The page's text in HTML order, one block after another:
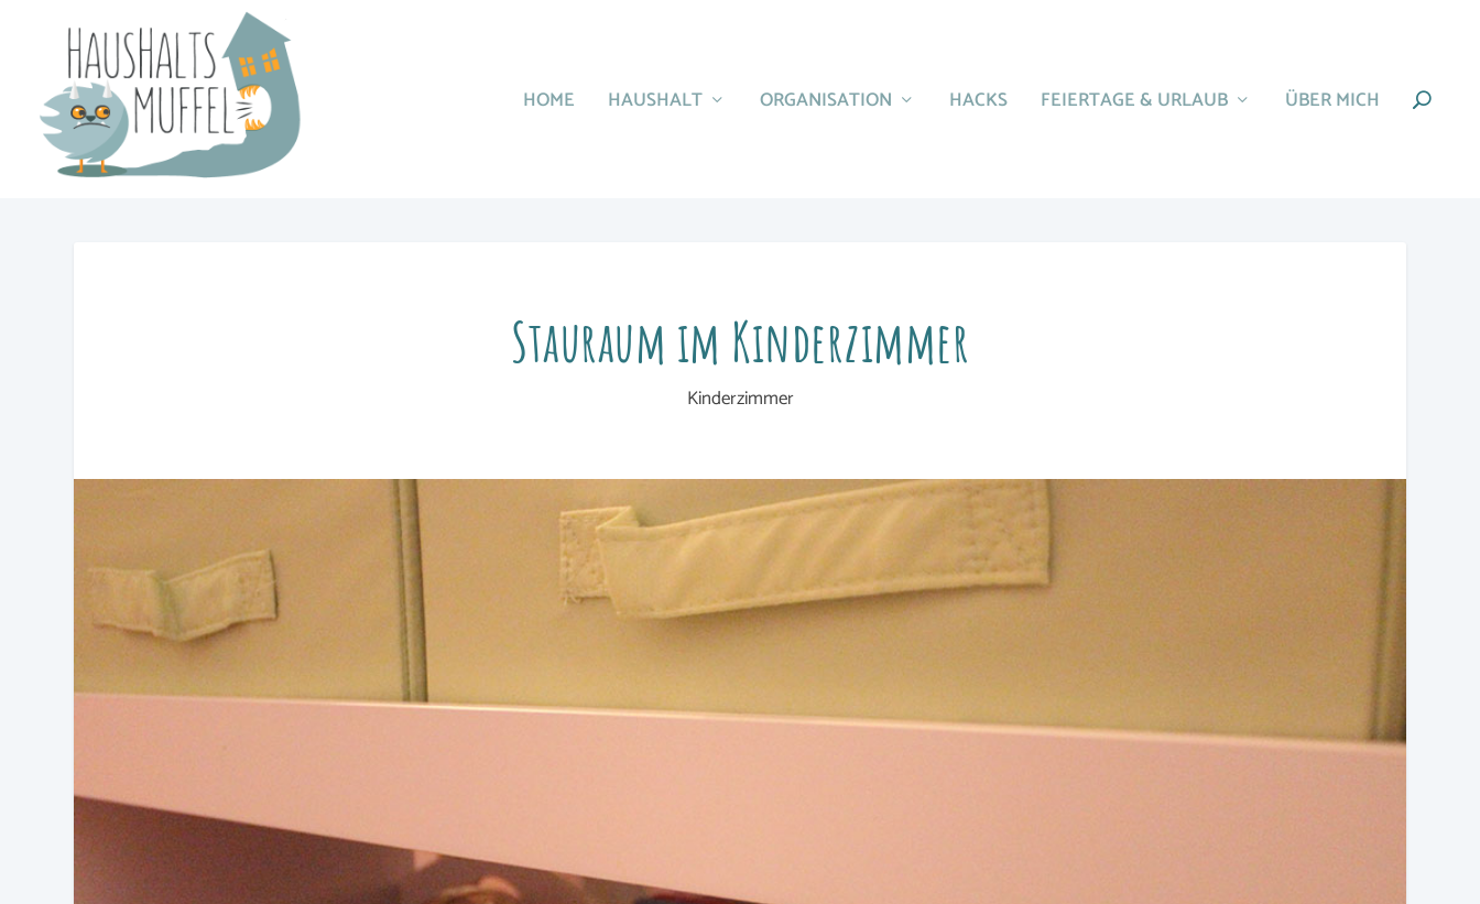
HOME HAUSHALT ORGANISATION HACKS FEIERTAGE & URLAUB ÜBER MICH
Stauraum im Kinderzimmer
Kinderzimmer